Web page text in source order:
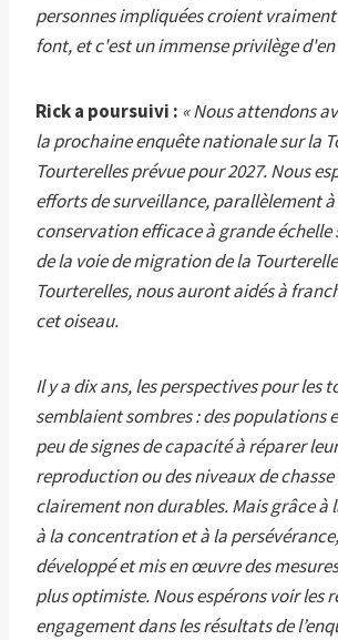
personnes impliquées croient vraiment
font, et c'est un immense privilège
Rick a poursuivi : « Nous attendons
la prochaine enquête nationale sur la
Tourterelles prévue pour 2027. Nous
efforts de surveillance, parallèlement à
conservation efficace à grande échelle
de la voie de migration de la
Tourterelles, nous auront aidés à
cet oiseau.
Il y a dix ans, les perspectives pour les
semblaient sombres : des populations
peu de signes de capacité à réparer
reproduction ou des niveaux de chasse
clairement non durables. Mais grâce
à la concentration et à la
développé et mis en œuvre des
plus optimiste. Nous espérons voir les
engagement dans les résultats de